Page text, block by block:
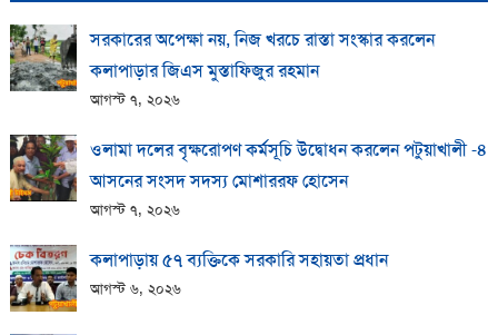
সরকারের অপেক্ষা নয়, নিজ খরচে রাস্তা সংস্কার করলেন
কলাপাড়ার জিএস মুস্তাফিজুর রহমান
আগস্ট ৭, ২০২৬
ওলামা দলের বৃক্ষরোপণ কর্মসূচি উদ্বোধন করলেন পটুয়াখালী -৪
আসনের সংসদ সদস্য মোশাররফ হোসেন
আগস্ট ৭, ২০২৬
কলাপাড়ায় ​৫৭ ব্যক্তিকে সরকারি সহায়তা প্রধান
আগস্ট ৬, ২০২৬